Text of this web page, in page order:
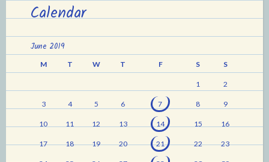
Calendar
June 2019
M T W T F S S
1 2
3 4 5 6 7 8 9
10 11 12 13 14 15 16
17 18 19 20 21 22 23